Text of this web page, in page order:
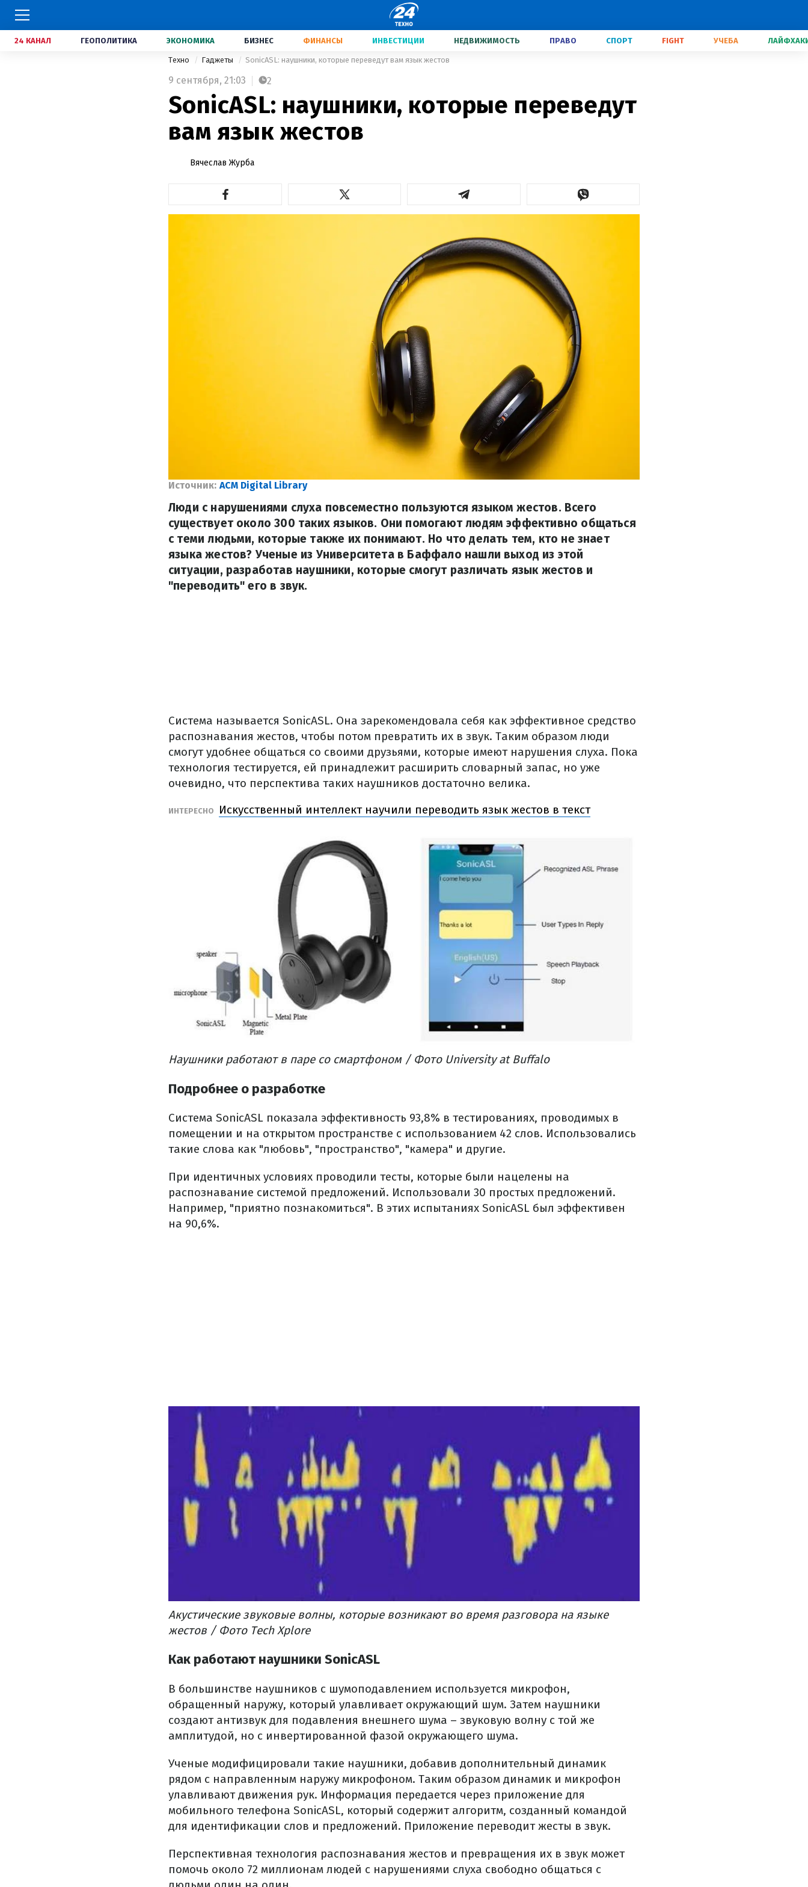
24 КАНАЛ ГЕОПОЛИТИКА ЭКОНОМИКА БИЗНЕС ФИНАНСЫ ИНВЕСТИЦИИ НЕДВИЖИМОСТЬ ПРАВО СПОРТ FIGHT УЧЕБА
Техно Гаджеты SonicASL: наушники, которые переведут вам язык жестов
9 сентября, 21:03 2
SonicASL: наушники, которые переведут
вам язык жестов
Вячеслав Журба
Источник: ACM Digital Library
Люди с нарушениями слуха повсеместно пользуются языком жестов. Всего
существует около 300 таких языков. Они помогают людям эффективно общаться
с теми людьми, которые также их понимают. Но что делать тем, кто не знает
языка жестов? Ученые из Университета в Баффало нашли выход из этой
ситуации, разработав наушники, которые смогут различать язык жестов и
"переводить" его в звук.
Система называется SonicASL. Она зарекомендовала себя как эффективное средство
распознавания жестов, чтобы потом превратить их в звук. Таким образом люди
смогут удобнее общаться со своими друзьями, которые имеют нарушения слуха. Пока
технология тестируется, ей принадлежит расширить словарный запас, но уже
очевидно, что перспектива таких наушников достаточно велика.
ИНТЕРЕСНО Искусственный интеллект научили переводить язык жестов в текст
Наушники работают в паре со смартфоном / Фото University at Buffalo
Подробнее о разработке
Система SonicASL показала эффективность 93,8% в тестированиях, проводимых в
помещении и на открытом пространстве с использованием 42 слов. Использовались
такие слова как "любовь", "пространство", "камера" и другие.
При идентичных условиях проводили тесты, которые были нацелены на
распознавание системой предложений. Использовали 30 простых предложений.
Например, "приятно познакомиться". В этих испытаниях SonicASL был эффективен
на 90,6%.
Акустические звуковые волны, которые возникают во время разговора на языке
жестов / Фото Tech Xplore
Как работают наушники SonicASL
В большинстве наушников с шумоподавлением используется микрофон,
обращенный наружу, который улавливает окружающий шум. Затем наушники
создают антизвук для подавления внешнего шума – звуковую волну с той же
амплитудой, но с инвертированной фазой окружающего шума.
Ученые модифицировали такие наушники, добавив дополнительный динамик
рядом с направленным наружу микрофоном. Таким образом динамик и микрофон
улавливают движения рук. Информация передается через приложение для
мобильного телефона SonicASL, который содержит алгоритм, созданный командой
для идентификации слов и предложений. Приложение переводит жесты в звук.
Перспективная технология распознавания жестов и превращения их в звук может
помочь около 72 миллионам людей с нарушениями слуха свободно общаться с